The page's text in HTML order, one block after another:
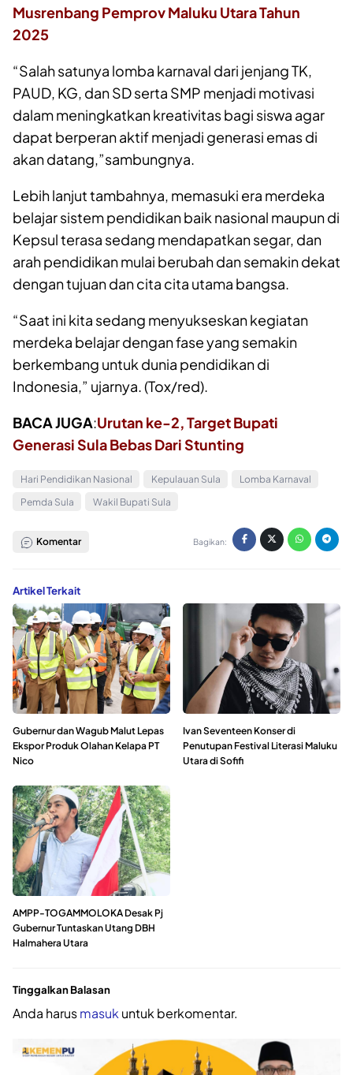
Musrenbang Pemprov Maluku Utara Tahun
2025
“Salah satunya lomba karnaval dari jenjang TK,
PAUD, KG, dan SD serta SMP menjadi motivasi
dalam meningkatkan kreativitas bagi siswa agar
dapat berperan aktif menjadi generasi emas di
akan datang,”sambungnya.
Lebih lanjut tambahnya, memasuki era merdeka
belajar sistem pendidikan baik nasional maupun di
Kepsul terasa sedang mendapatkan segar, dan
arah pendidikan mulai berubah dan semakin dekat
dengan tujuan dan cita cita utama bangsa.
“Saat ini kita sedang menyukseskan kegiatan
merdeka belajar dengan fase yang semakin
berkembang untuk dunia pendidikan di
Indonesia,” ujarnya. (Tox/red).
BACA JUGA:Urutan ke-2, Target Bupati
Generasi Sula Bebas Dari Stunting
Hari Pendidikan Nasional Kepulauan Sula
Lomba Karnaval
Pemda Sula
Wakil Bupati Sula
Komentar Bagikan:
Artikel Terkait
Gubernur dan Wagub Malut Lepas
Ekspor Produk Olahan Kelapa PT
Nico
Ivan Seventeen Konser di
Penutupan Festival Literasi Maluku
Utara di Sofifi
AMPP-TOGAMMOLOKA Desak Pj
Gubernur Tuntaskan Utang DBH
Halmahera Utara
Tinggalkan Balasan
Anda harusmasuk untuk berkomentar.